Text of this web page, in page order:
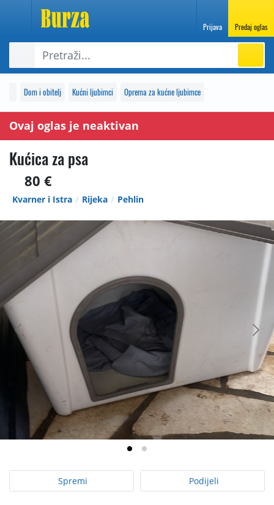
Prijava Predaj oglas
Dom i obitelj Kućni ljubimci Oprema za kućne ljubimce
Ovaj oglas je neaktivan
Kućica za psa
80 €
Kvarner i Istra Rijeka Pehlin
Spremi Podijeli